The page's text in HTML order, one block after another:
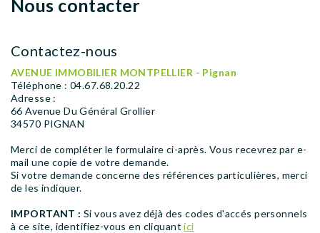
BIENS VENDUS
ESTIMER
AGENCES
Nous contacter
Contactez-nous
AVENUE IMMOBILIER MONTPELLIER - Pignan
Téléphone :04.67.68.20.22
Adresse :
66 Avenue Du Général Grollier
34570 PIGNAN
Merci de compléter le formulaire ci-après. Vous recevrez par e-
mail une copie de votre demande.
Si votre demande concerne des références particulières, merci
de les indiquer.
IMPORTANT : Si vous avez déjà des codes d'accés personnels
à ce site, identifiez-vous en cliquantici